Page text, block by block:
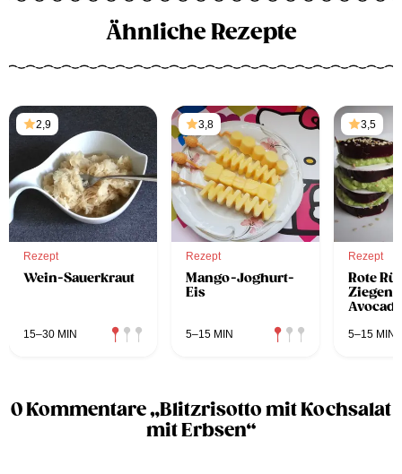
Ähnliche Rezepte
2,9
Rezept
Wein-Sauerkraut
15–30 MIN
3,8
Rezept
Mango-Joghurt-
Eis
5–15 MIN
3,5
Rezept
Rote
5–15 MIN
0 Kommentare „Blitzrisotto mit Kochsalat
mit Erbsen“